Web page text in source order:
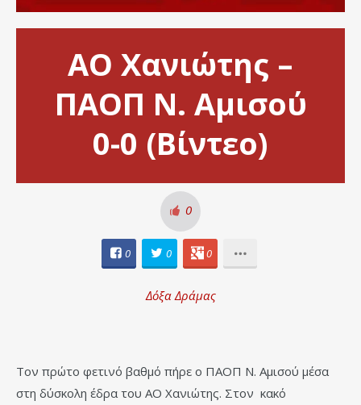
ΑΟ Χανιώτης –
ΠΑΟΠ Ν. Αμισού
0-0 (Βίντεο)
0
0 0 0
Δόξα Δράμας
Τον πρώτο φετινό βαθμό πήρε ο ΠΑΟΠ Ν. Αμισού μέσα
στη δύσκολη έδρα του ΑΟ Χανιώτης. Στον κακό